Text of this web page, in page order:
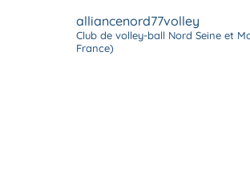
alliancenord77volley
Club de volley-ball Nord Seine et
France)